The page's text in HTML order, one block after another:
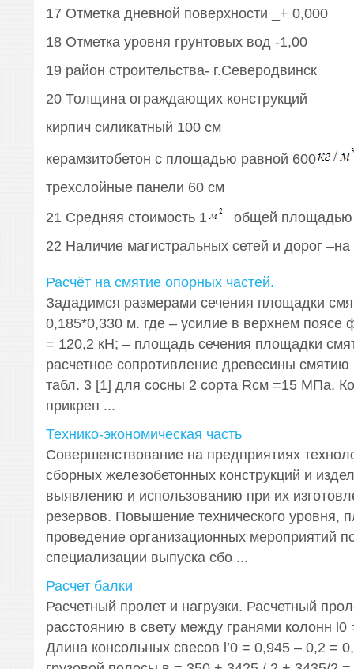
17 Отметка дневной поверхности _+ 0,000
18 Отметка уровня грунтовых вод -1,00
19 район строительства- г.Северодвинск
20 Толщина ограждающих конструкций
кирпич силикатный 100 см
керамзитобетон с площадью равной 600
трехслойные панели 60 см
21 Средняя стоимость 1
общей площадью
22 Наличие магистральных сетей и дорог
Расчёт на смятие опорных частей.
Зададимся размерами сечения площадки
0,185*0,330 м. где – усилие в верхнем поясе
= 120,2 кН; – площадь сечения площадки
расчетное сопротивление древесины
табл. 3 [1] для сосны 2 сорта Rсм =15 МПа.
прикреп ...
Технико-экономическая часть
Совершенствование на предприятиях
сборных железобетонных конструкций и
выявлению и использованию при их
резервов. Повышение технического уровня,
проведение организационных мероприятий
специализации выпуска сбо ...
Расчет балки
Расчетный пролет и нагрузки. Расчетный
расстоянию в свету между гранями колонн
Длина консольных свесов l’0 = 0,945 – 0,2 =